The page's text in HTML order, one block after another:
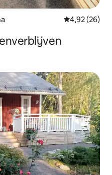
Gemiddelde
4,92 (26)